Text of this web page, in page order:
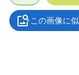
この画像に